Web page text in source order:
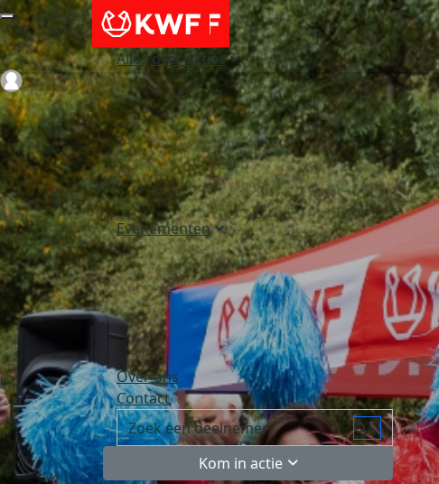
Alles over acties
Evenementen
Over ons
Contact
Kom in actie
Login